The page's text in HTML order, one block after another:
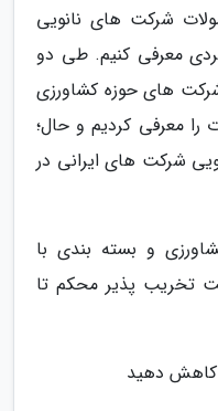
شرکت های نانویی
معرفی کنیم. طی دو
های حوزه کشاورزی
معرفی کردیم و حال؛
شرکت های ایرانی در
و بسته بندی با
تخریب پذیر محکم تا
کاهش دهید